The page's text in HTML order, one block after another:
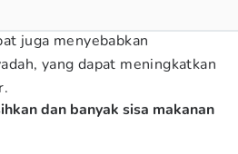
juga menyebabkan
yang dapat meningkatkan
dan banyak sisa makanan